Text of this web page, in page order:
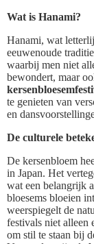
Wat is Hanami?
Hanami, wat
eeuwenoude
waarbij men niet
bewondert, maar
te genieten van
en
De culturele
De kersenbloem
in Japan. Het
wat een belangrijk
bloesems bloeien
weerspiegelt de
festivals niet alleen
om stil te staan bij